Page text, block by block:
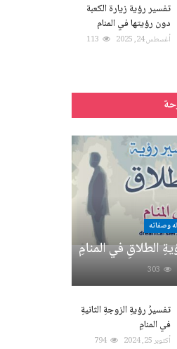
تفسير رؤية زيارة الكعبة
دون رؤيتها في المنام
أغسطس 24, 2025 113
وصفاته
الطلاقِ في المنامِ
303
تفسيرُ رؤيةِ الزوجةِ الثانيةِ
في المنامِ
أكتوبر 25, 2024 794